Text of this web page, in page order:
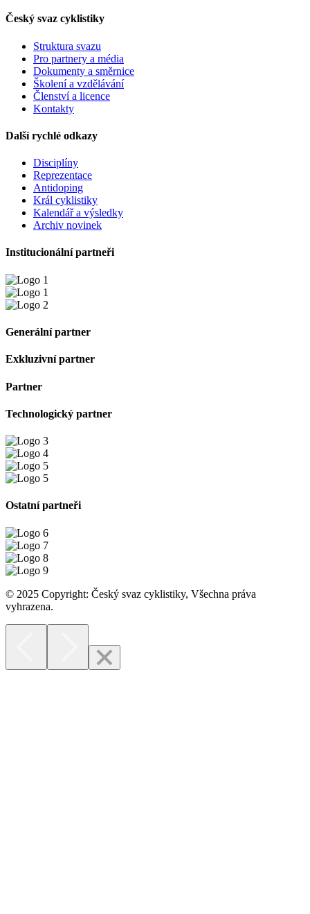
Český svaz cyklistiky
Struktura svazu
Pro partnery a média
Dokumenty a směrnice
Školení a vzdělávání
Členství a licence
Kontakty
Další rychlé odkazy
Disciplíny
Reprezentace
Antidoping
Král cyklistiky
Kalendář a výsledky
Archiv novinek
Institucionální partneři
Generální partner
Exkluzivní partner
Partner
Technologický partner
Ostatní partneři
© 2025 Copyright: Český svaz cyklistiky, Všechna práva
vyhrazena.